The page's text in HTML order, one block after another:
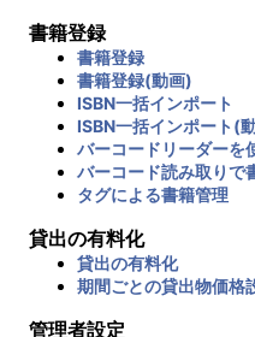
書籍登録
書籍登録
書籍登録(動画)
ISBN一括インポート
ISBN一括インポート(
バーコードリーダーを
バーコード読み取りで
タグによる書籍管理
貸出の有料化
貸出の有料化
期間ごとの貸出物価格
管理者設定